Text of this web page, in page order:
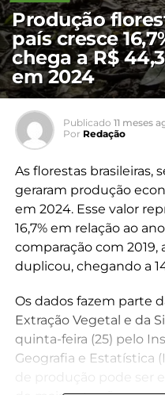
Produção
país cresce
chega a R$
em 2024
Publicado 11 meses
Por Redação
As florestas brasileiras,
geraram produção
em 2024. Esse valor
16,7% em relação ao
comparação com
duplicou, chegando a
Os dados fazem parte
Extração Vegetal e da
quinta-feira (25) pelo
Geografia e Estatística